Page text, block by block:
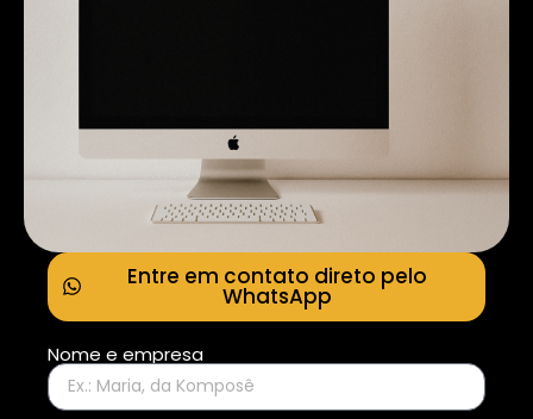
Entre em contato direto pelo
WhatsApp
Nome e empresa